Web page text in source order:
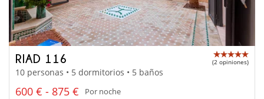
RIAD 116 (2 opiniones)
10 personas • 5 dormitorios • 5 baños
600 € - 875 €
Por noche